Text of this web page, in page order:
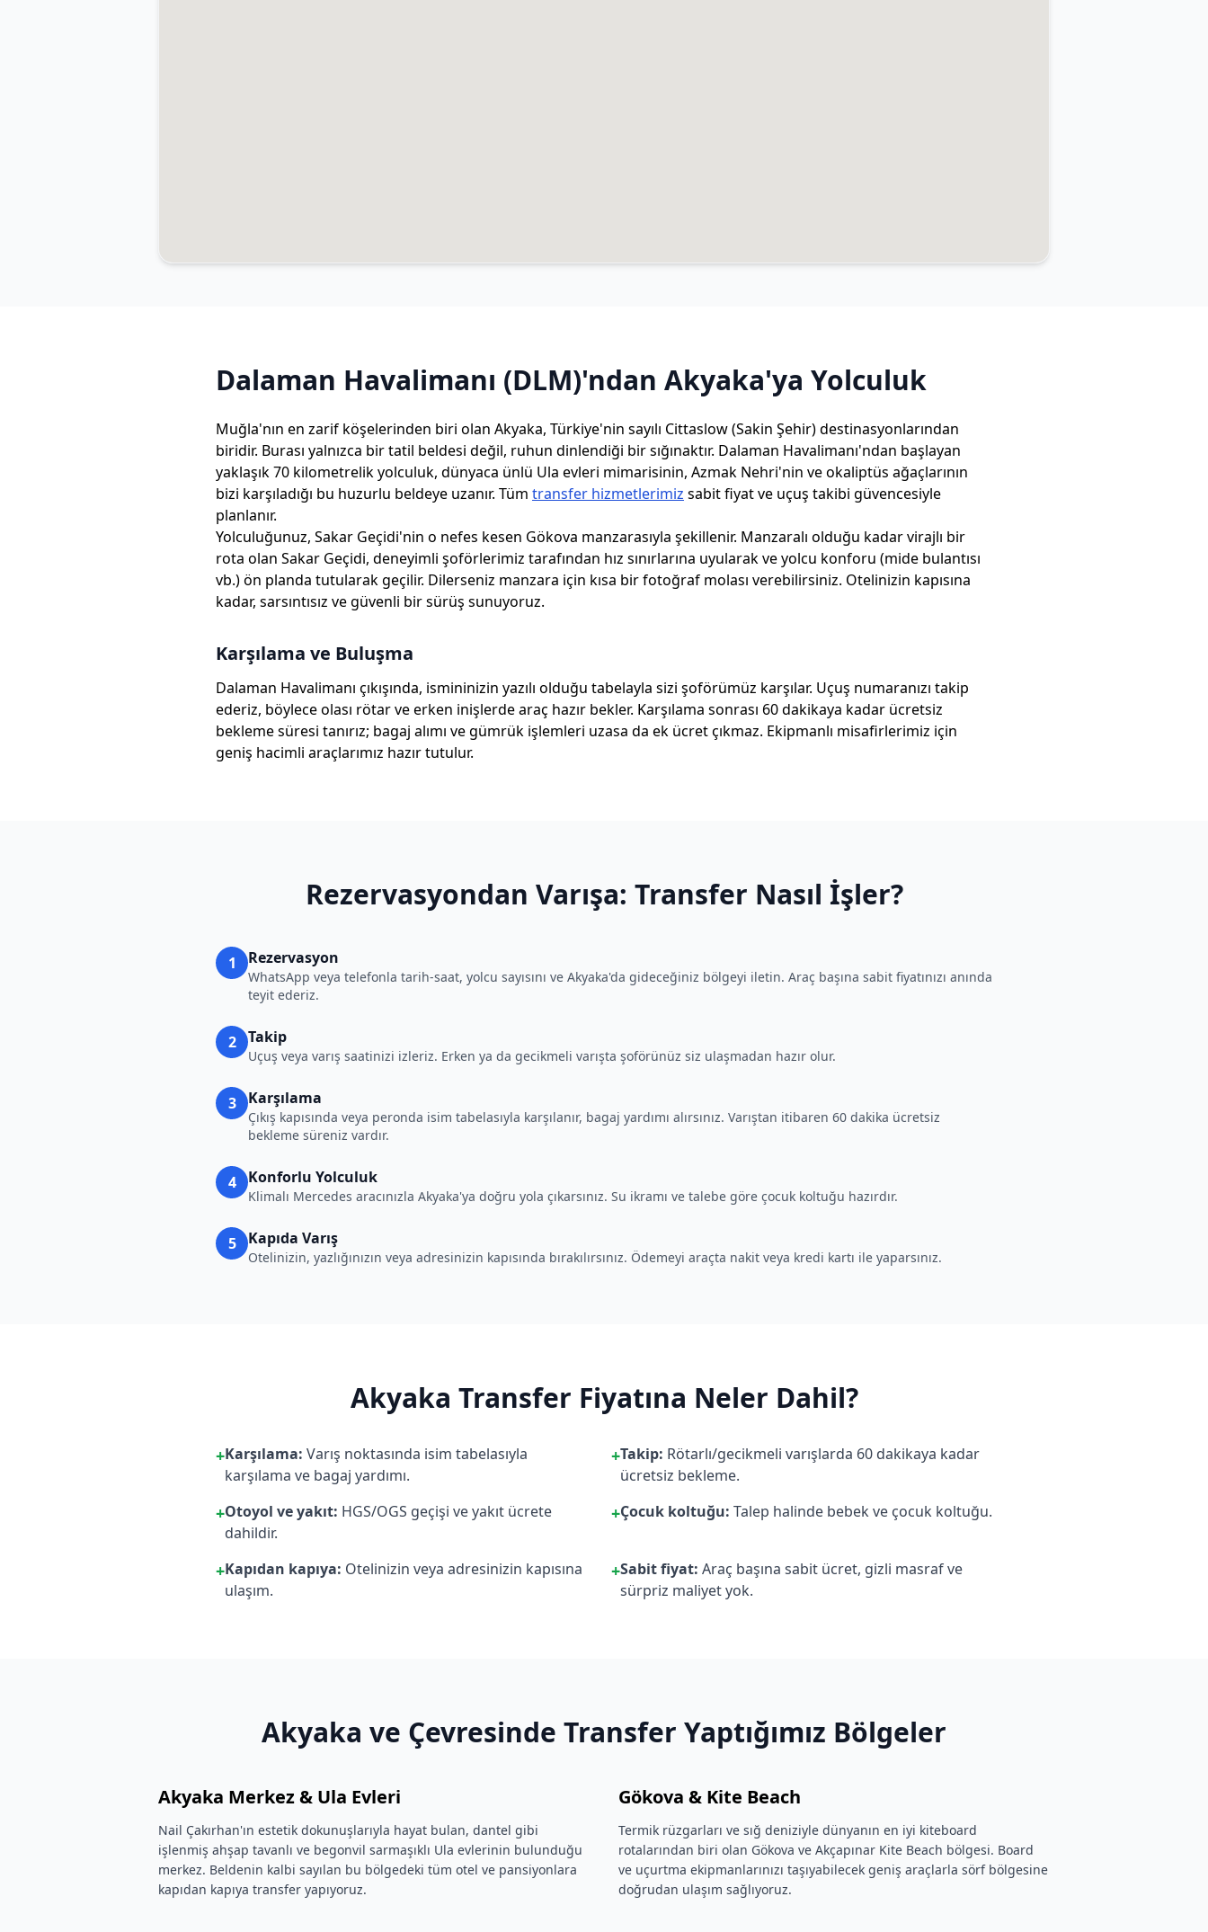
Dalaman Havalimanı (DLM)'ndan Akyaka'ya Yolculuk
Muğla'nın en zarif köşelerinden biri olan Akyaka, Türkiye'nin sayılı Cittaslow (Sakin Şehir) destinasyonlarından
biridir. Burası yalnızca bir tatil beldesi değil, ruhun dinlendiği bir sığınaktır. Dalaman Havalimanı'ndan başlayan
yaklaşık 70 kilometrelik yolculuk, dünyaca ünlü Ula evleri mimarisinin, Azmak Nehri'nin ve okaliptüs ağaçlarının
bizi karşıladığı bu huzurlu beldeye uzanır. Tüm transfer hizmetlerimiz sabit fiyat ve uçuş takibi güvencesiyle
planlanır.
Yolculuğunuz, Sakar Geçidi'nin o nefes kesen Gökova manzarasıyla şekillenir. Manzaralı olduğu kadar virajlı bir
rota olan Sakar Geçidi, deneyimli şoförlerimiz tarafından hız sınırlarına uyularak ve yolcu konforu (mide bulantısı
vb.) ön planda tutularak geçilir. Dilerseniz manzara için kısa bir fotoğraf molası verebilirsiniz. Otelinizin kapısına
kadar, sarsıntısız ve güvenli bir sürüş sunuyoruz.
Karşılama ve Buluşma
Dalaman Havalimanı çıkışında, ismininizin yazılı olduğu tabelayla sizi şoförümüz karşılar. Uçuş numaranızı takip
ederiz, böylece olası rötar ve erken inişlerde araç hazır bekler. Karşılama sonrası 60 dakikaya kadar ücretsiz
bekleme süresi tanırız; bagaj alımı ve gümrük işlemleri uzasa da ek ücret çıkmaz. Ekipmanlı misafirlerimiz için
geniş hacimli araçlarımız hazır tutulur.
Rezervasyondan Varışa: Transfer Nasıl İşler?
1 Rezervasyon
WhatsApp veya telefonla tarih-saat, yolcu sayısını ve Akyaka'da gideceğiniz bölgeyi iletin. Araç başına sabit fiyatınızı anında
teyit ederiz.
2 Takip
Uçuş veya varış saatinizi izleriz. Erken ya da gecikmeli varışta şoförünüz siz ulaşmadan hazır olur.
3 Karşılama
Çıkış kapısında veya peronda isim tabelasıyla karşılanır, bagaj yardımı alırsınız. Varıştan itibaren 60 dakika ücretsiz
bekleme süreniz vardır.
4 Konforlu Yolculuk
Klimalı Mercedes aracınızla Akyaka'ya doğru yola çıkarsınız. Su ikramı ve talebe göre çocuk koltuğu hazırdır.
5 Kapıda Varış
Otelinizin, yazlığınızın veya adresinizin kapısında bırakılırsınız. Ödemeyi araçta nakit veya kredi kartı ile yaparsınız.
Akyaka Transfer Fiyatına Neler Dahil?
+Karşılama: Varış noktasında isim tabelasıyla
karşılama ve bagaj yardımı.
+Takip: Rötarlı/gecikmeli varışlarda 60 dakikaya kadar
ücretsiz bekleme.
+Otoyol ve yakıt: HGS/OGS geçişi ve yakıt ücrete
dahildir.
+Çocuk koltuğu: Talep halinde bebek ve çocuk koltuğu.
+Kapıdan kapıya: Otelinizin veya adresinizin kapısına
ulaşım.
+Sabit fiyat: Araç başına sabit ücret, gizli masraf ve
sürpriz maliyet yok.
Akyaka ve Çevresinde Transfer Yaptığımız Bölgeler
Akyaka Merkez & Ula Evleri
Nail Çakırhan'ın estetik dokunuşlarıyla hayat bulan, dantel gibi
işlenmiş ahşap tavanlı ve begonvil sarmaşıklı Ula evlerinin bulunduğu
merkez. Beldenin kalbi sayılan bu bölgedeki tüm otel ve pansiyonlara
kapıdan kapıya transfer yapıyoruz.
Gökova & Kite Beach
Termik rüzgarları ve sığ deniziyle dünyanın en iyi kiteboard
rotalarından biri olan Gökova ve Akçapınar Kite Beach bölgesi. Board
ve uçurtma ekipmanlarınızı taşıyabilecek geniş araçlarla sörf bölgesine
doğrudan ulaşım sağlıyoruz.